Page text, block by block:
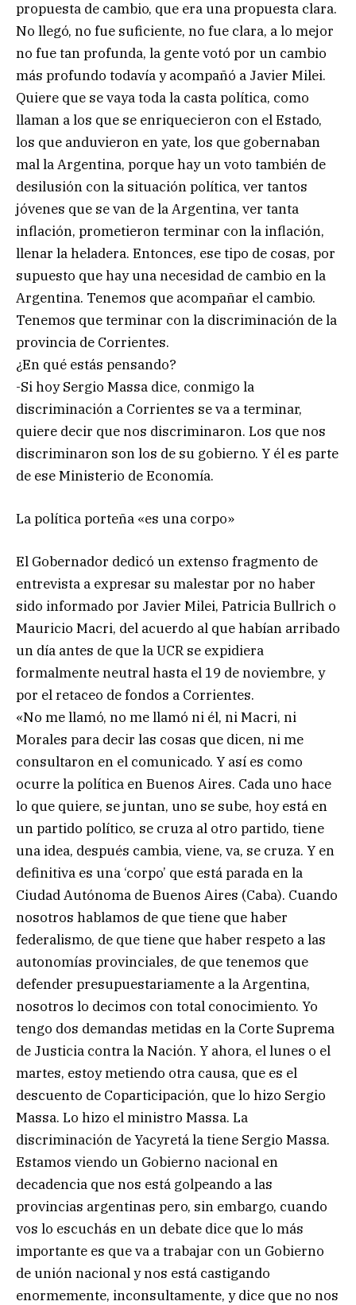
propuesta de cambio, que era una propuesta clara.
No llegó, no fue suficiente, no fue clara, a lo mejor
no fue tan profunda, la gente votó por un cambio
más profundo todavía y acompañó a Javier Milei.
Quiere que se vaya toda la casta política, como
llaman a los que se enriquecieron con el Estado,
los que anduvieron en yate, los que gobernaban
mal la Argentina, porque hay un voto también de
desilusión con la situación política, ver tantos
jóvenes que se van de la Argentina, ver tanta
inflación, prometieron terminar con la inflación,
llenar la heladera. Entonces, ese tipo de cosas, por
supuesto que hay una necesidad de cambio en la
Argentina. Tenemos que acompañar el cambio.
Tenemos que terminar con la discriminación de la
provincia de Corrientes.
¿En qué estás pensando?
-Si hoy Sergio Massa dice, conmigo la
discriminación a Corrientes se va a terminar,
quiere decir que nos discriminaron. Los que nos
discriminaron son los de su gobierno. Y él es parte
de ese Ministerio de Economía.
La política porteña «es una corpo»
El Gobernador dedicó un extenso fragmento de
entrevista a expresar su malestar por no haber
sido informado por Javier Milei, Patricia Bullrich o
Mauricio Macri, del acuerdo al que habían arribado
un día antes de que la UCR se expidiera
formalmente neutral hasta el 19 de noviembre, y
por el retaceo de fondos a Corrientes.
«No me llamó, no me llamó ni él, ni Macri, ni
Morales para decir las cosas que dicen, ni me
consultaron en el comunicado. Y así es como
ocurre la política en Buenos Aires. Cada uno hace
lo que quiere, se juntan, uno se sube, hoy está en
un partido político, se cruza al otro partido, tiene
una idea, después cambia, viene, va, se cruza. Y en
definitiva es una ‘corpo’ que está parada en la
Ciudad Autónoma de Buenos Aires (Caba). Cuando
nosotros hablamos de que tiene que haber
federalismo, de que tiene que haber respeto a las
autonomías provinciales, de que tenemos que
defender presupuestariamente a la Argentina,
nosotros lo decimos con total conocimiento. Yo
tengo dos demandas metidas en la Corte Suprema
de Justicia contra la Nación. Y ahora, el lunes o el
martes, estoy metiendo otra causa, que es el
descuento de Coparticipación, que lo hizo Sergio
Massa. Lo hizo el ministro Massa. La
discriminación de Yacyretá la tiene Sergio Massa.
Estamos viendo un Gobierno nacional en
decadencia que nos está golpeando a las
provincias argentinas pero, sin embargo, cuando
vos lo escuchás en un debate dice que lo más
importante es que va a trabajar con un Gobierno
de unión nacional y nos está castigando
enormemente, inconsultamente, y dice que no nos